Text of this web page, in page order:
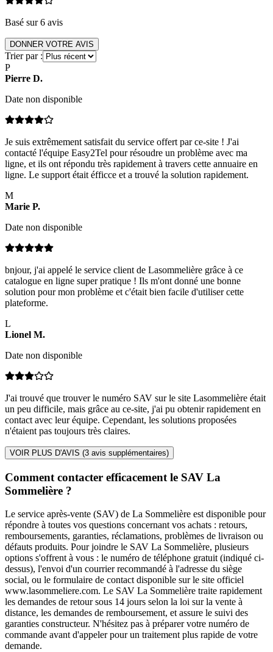
Basé sur6 avis
DONNER VOTRE AVIS
Trier par :
P
Pierre D.
Date non disponible
Je suis extrêmement satisfait du service offert par ce-site ! J'ai
contacté l'équipe Easy2Tel pour résoudre un problème avec ma
ligne, et ils ont répondu très rapidement à travers cette annuaire en
ligne. Le support était éfficce et a trouvé la solution rapidement.
M
Marie P.
Date non disponible
bnjour, j'ai appelé le service client de Lasommelière grâce à ce
catalogue en ligne super pratique ! Ils m'ont donné une bonne
solution pour mon problème et c'était bien facile d'utiliser cette
plateforme.
L
Lionel M.
Date non disponible
J'ai trouvé que trouver le numéro SAV sur le site Lasommelière était
un peu difficile, mais grâce au ce-site, j'ai pu obtenir rapidement en
contact avec leur équipe. Cependant, les solutions proposées
n'étaient pas toujours très claires.
VOIR PLUS D'AVIS (3 avis supplémentaires)
Comment contacter efficacement le SAV La
Sommelière ?
Le service après-vente (SAV) de La Sommelière est disponible pour
répondre à toutes vos questions concernant vos achats : retours,
remboursements, garanties, réclamations, problèmes de livraison ou
défauts produits. Pour joindre le SAV La Sommelière, plusieurs
options s'offrent à vous : le numéro de téléphone gratuit (indiqué ci-
dessus), l'envoi d'un courrier recommandé à l'adresse du siège
social, ou le formulaire de contact disponible sur le site officiel
www.lasommeliere.com. Le SAV La Sommelière traite rapidement
les demandes de retour sous 14 jours selon la loi sur la vente à
distance, les demandes de remboursement, et assure le suivi des
garanties constructeur. N'hésitez pas à préparer votre numéro de
commande avant d'appeler pour un traitement plus rapide de votre
demande.